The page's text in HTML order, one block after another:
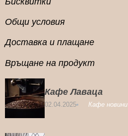
Общи условия
Доставка и плащане
Връщане на продукт
Кафе Лаваца
02.04.2025 Кафе новини